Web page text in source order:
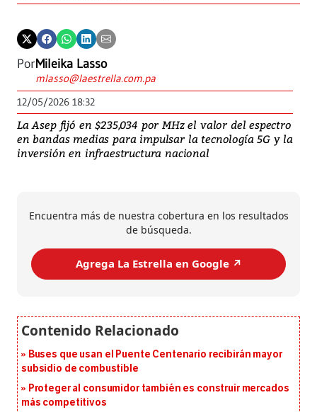
PorMileika Lasso
mlasso@laestrella.com.pa
12/05/2026 18:32
La Asep fijó en $235,034 por MHz el valor del espectro
en bandas medias para impulsar la tecnología 5G y la
inversión en infraestructura nacional
Encuentra más de nuestra cobertura en los resultados
de búsqueda.
Agrega La Estrella en Google ↗️
Buses que usan el Puente Centenario recibirán mayor
subsidio de combustible
Proteger al consumidor también es construir mercados
más competitivos